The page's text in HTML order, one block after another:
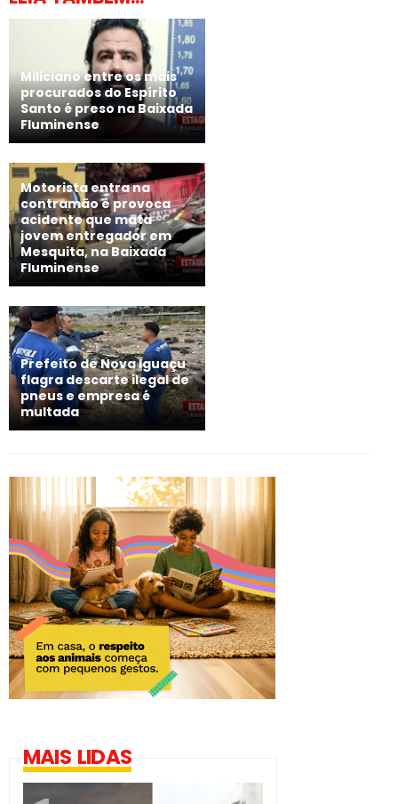
Miliciano entre os mais
procurados do Espírito
Santo é preso na Baixada
Fluminense
Motorista entra na
contramão e provoca
acidente que mata
jovem entregador em
Mesquita, na Baixada
Fluminense
Prefeito de Nova Iguaçu
flagra descarte ilegal de
pneus e empresa é
multada
MAIS LIDAS